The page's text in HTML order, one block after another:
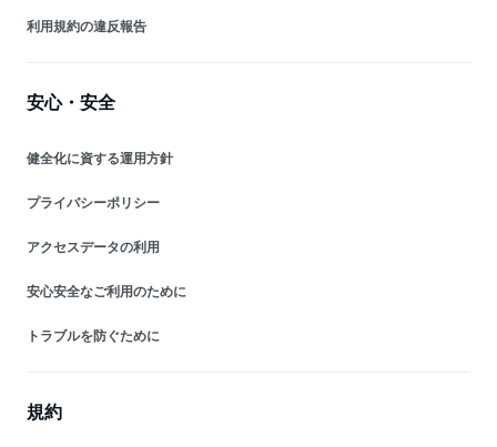
利用規約の違反報告
安心・安全
健全化に資する運用方針
プライバシーポリシー
アクセスデータの利用
安心安全なご利用のために
トラブルを防ぐために
規約